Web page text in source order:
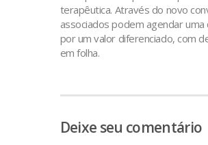
terapêutica. Através do novo
associados podem agendar uma
por um valor diferenciado, com
em folha.
Deixe seu comentário